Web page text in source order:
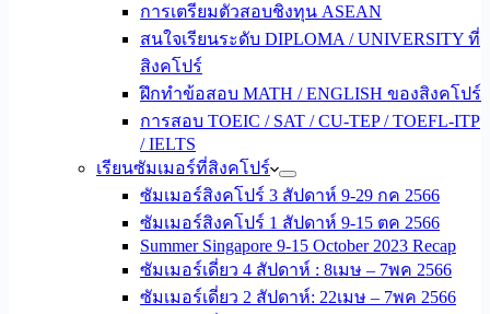
การเตรียมตัวสอบชิงทุน ASEAN
สนใจเรียนระดับ DIPLOMA / UNIVERSITY ที่
สิงคโปร์
ฝึกทำข้อสอบ MATH / ENGLISH ของสิงคโปร์
การสอบ TOEIC / SAT / CU-TEP / TOEFL-ITP
/ IELTS
เรียนซัมเมอร์ที่สิงคโปร์
ซัมเมอร์สิงคโปร์ 3 สัปดาห์ 9-29 กค 2566
ซัมเมอร์สิงคโปร์ 1 สัปดาห์ 9-15 ตค 2566
Summer Singapore 9-15 October 2023 Recap
ซัมเมอร์เดี่ยว 4 สัปดาห์ : 8เมษ – 7พค 2566
ซัมเมอร์เดี่ยว 2 สัปดาห์: 22เมษ – 7พค 2566